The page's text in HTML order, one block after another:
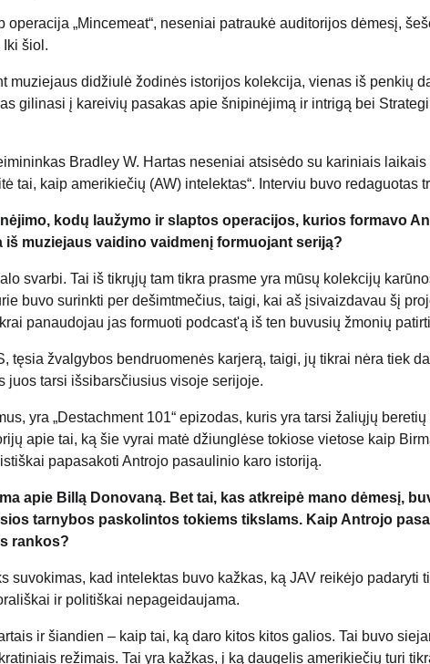
operacija „Mincemeat“, neseniai patraukė auditorijos dėmesį,
šiol.
muziejaus didžiulė žodinės istorijos kolekcija, vienas iš penkių
gilinasi į kareivių pasakas apie šnipinėjimą ir intrigą bei
Bradley W. Hartas neseniai atsisėdo su kariniais
tai, kaip amerikiečių (AW) intelektas“. Interviu buvo redaguotas
kodų laužymo ir slaptos operacijos, kurios formavo
muziejaus vaidino vaidmenį formuojant seriją?
svarbi. Tai iš tikrųjų tam tikra prasme yra mūsų kolekcijų
buvo surinkti per dešimtmečius, taigi, kai aš įsivaizdavau šį
panaudojau jas formuoti podcast'ą iš ten buvusių žmonių
tęsia žvalgybos bendruomenės karjerą, taigi, jų tikrai nėra tiek
juos tarsi išsibarsčiusius visoje serijoje.
yra „Destachment 101“ epizodas, kuris yra tarsi žaliųjų
apie tai, ką šie vyrai matė džiunglėse tokiose vietose kaip
papasakoti Antrojo pasaulinio karo istoriją.
apie Billą Donovaną. Bet tai, kas atkreipė mano dėmesį,
tarnybos paskolintos tokiems tikslams. Kaip Antrojo
rankos?
suvokimas, kad intelektas buvo kažkas, ką JAV reikėjo padaryti
ir politiškai nepageidaujama.
ir šiandien – kaip tai, ką daro kitos kitos galios. Tai buvo
režimais. Tai yra kažkas, į ką daugelis amerikiečių turi